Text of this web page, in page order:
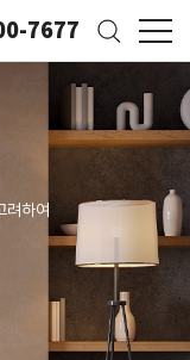
7677
려하여